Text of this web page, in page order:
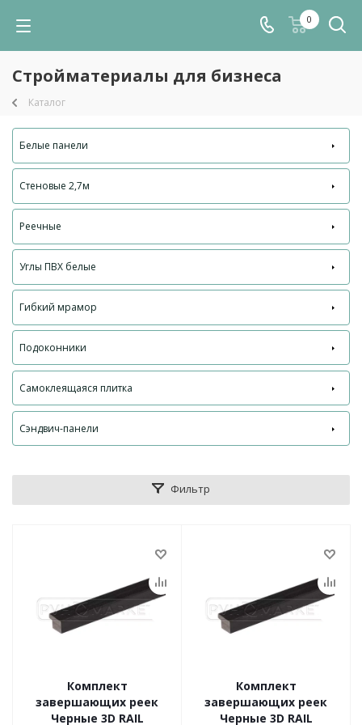
0
Стройматериалы для бизнеса
Каталог
Белые панели
Стеновые 2,7м
Реечные
Углы ПВХ белые
Гибкий мрамор
Подоконники
Самоклеящаяся плитка
Сэндвич-панели
Фильтр
Комплект
завершающих реек
Черные 3D RAIL
Комплект
завершающих реек
Черные 3D RAIL